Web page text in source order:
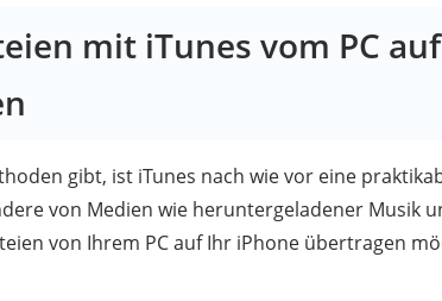
mit iTunes vom PC
gibt, ist iTunes nach wie vor eine
von Medien wie heruntergeladener Musik
von Ihrem PC auf Ihr iPhone übertragen